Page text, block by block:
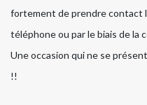
fortement de prendre contact
téléphone ou par le biais de
Une occasion qui ne se
!!